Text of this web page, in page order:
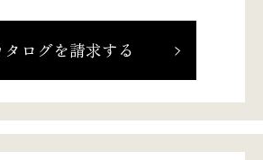
タログを請求する